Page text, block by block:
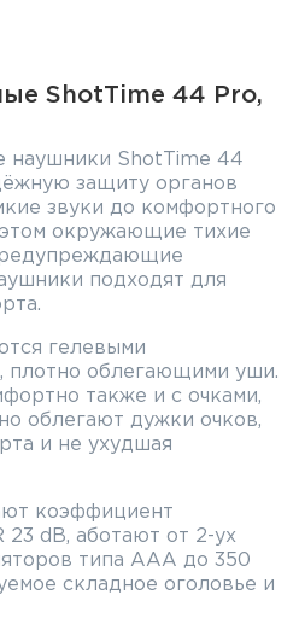
ShotTime 44 Pro,
наушники ShotTime 44
защиту органов
звуки до комфортного
окружающие тихие
подходят для
гелевыми
плотно облегающими уши.
также и с очками,
облегают дужки очков,
и не ухудшая
коэффициент
dB, аботают от 2-ух
типа ААА до 350
складное оголовье и